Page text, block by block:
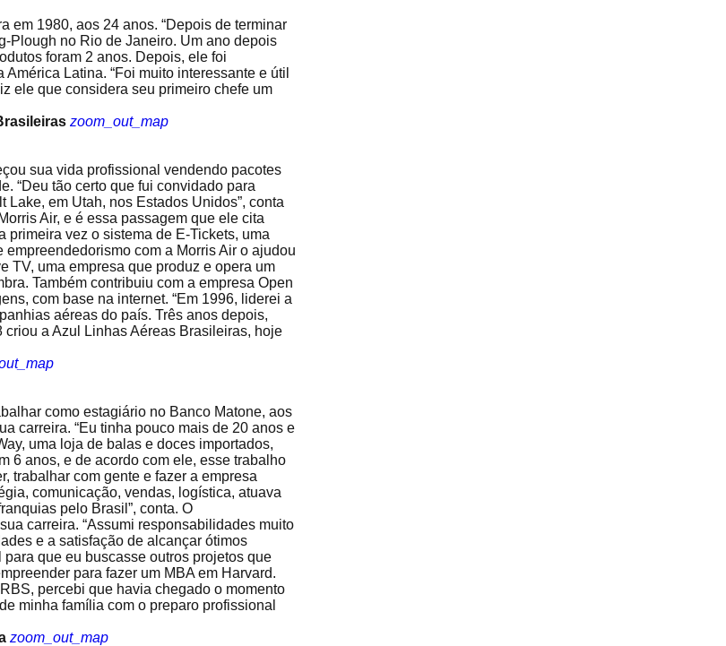
em 1980, aos 24 anos. “Depois de terminar
Plough no Rio de Janeiro. Um ano depois
foram 2 anos. Depois, ele foi
Latina. “Foi muito interessante e útil
ele que considera seu primeiro chefe um
zoom_out_map
sua vida profissional vendendo pacotes
“Deu tão certo que fui convidado para
em Utah, nos Estados Unidos”, conta
Air, e é essa passagem que ele cita
primeira vez o sistema de E-Tickets, uma
com a Morris Air o ajudou
TV, uma empresa que produz e opera um
Também contribuiu com a empresa Open
com base na internet. “Em 1996, liderei a
aéreas do país. Três anos depois,
a Azul Linhas Aéreas Brasileiras, hoje
como estagiário no Banco Matone, aos
carreira. “Eu tinha pouco mais de 20 anos e
uma loja de balas e doces importados,
6 anos, e de acordo com ele, esse trabalho
trabalhar com gente e fazer a empresa
comunicação, vendas, logística, atuava
pelo Brasil”, conta. O
carreira. “Assumi responsabilidades muito
e a satisfação de alcançar ótimos
que eu buscasse outros projetos que
para fazer um MBA em Harvard.
percebi que havia chegado o momento
minha família com o preparo profissional
zoom_out_map